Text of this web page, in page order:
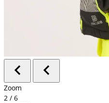
Zoom
2 / 6